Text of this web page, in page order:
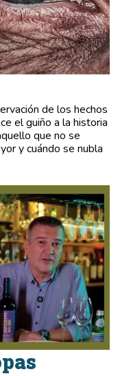
de los hechos
el guiño a la historia
que no se
y cuándo se nubla